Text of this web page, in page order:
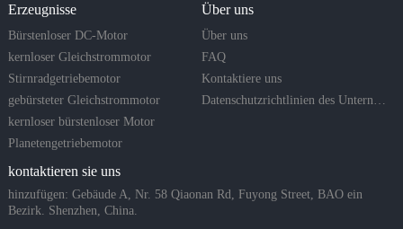
Erzeugnisse
Bürstenloser DC-Motor
kernloser Gleichstrommotor
Stirnradgetriebemotor
gebürsteter Gleichstrommotor
kernloser bürstenloser Motor
Planetengetriebemotor
Über uns
Über uns
FAQ
Kontaktiere uns
kontaktieren sie uns
hinzufügen: Gebäude A, Nr. 58 Qiaonan Rd, Fuyong Street, BAO ein
Bezirk. Shenzhen, China.